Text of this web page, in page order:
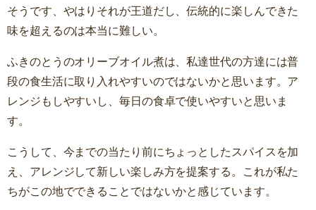
そうです、やはりそれが王道だし、伝統的に楽しんできた
味を超えるのは本当に難しい。
ふきのとうのオリーブオイル煮は、私達世代の方達には普
段の食生活に取り入れやすいのではないかと思います。ア
レンジもしやすいし、毎日の食卓で使いやすいと思いま
す。
こうして、今までの当たり前にちょっとしたスパイスを加
え、アレンジして新しい楽しみ方を提案する。これが私た
ちがこの地でできることではないかと感じています。